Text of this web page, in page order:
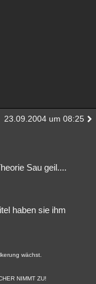
23.09.2004 um 08:25
Sau geil....
haben sie ihm
wächst.
NIMMT ZU!